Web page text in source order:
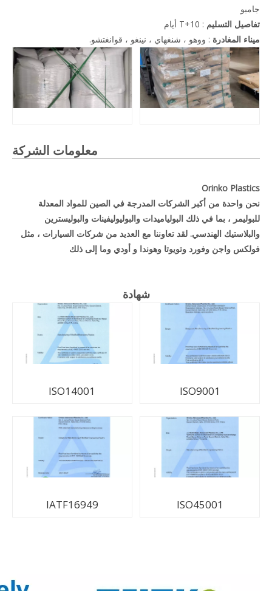
جامبو
تفاصيل التسليم : T+10 أيام
ميناء المغادرة : ووهو ، شنغهاي ، نينغو ، قوانغتشو.
معلومات الشركة
Orinko Plastics
نحن واحدة من أكبر الشركات المدرجة في الصين للمواد المعدلة
للبوليمر ، بما في ذلك البولياميدات والبوليوليفينات والبوليسترين
والبلاستيك الهندسي. لقد تعاوننا مع العديد من شركات السيارات ، مثل
فولكس واجن وفورد وتويوتا وهوندا و أودي وما إلى ذلك
شهادة
ISO9001
ISO14001
ISO45001
IATF16949